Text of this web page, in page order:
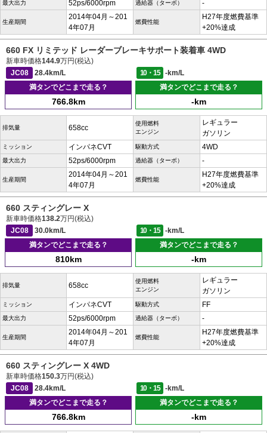
最大出力 52ps/6000rpm 過給器（ターボ） -
生産期間
2014年04月～201
4年07月
燃費性能
H27年度燃費基準
+20%達成
660 FX リミテッド レーダーブレーキサポート装着車 4WD
新車時価格144.9万円(税込)
JC08
28.4km/L 10・15
-km/L
満タンでどこまで走る？
766.8km
満タンでどこまで走る？
-km
排気量 658cc
使用燃料
エンジン
レギュラー
ガソリン
ミッション インパネCVT 駆動方式 4WD
最大出力 52ps/6000rpm 過給器（ターボ） -
生産期間
2014年04月～201
4年07月
燃費性能
H27年度燃費基準
+20%達成
660 スティングレー X
新車時価格138.2万円(税込)
JC08
30.0km/L 10・15
-km/L
満タンでどこまで走る？
810km
満タンでどこまで走る？
-km
排気量 658cc
使用燃料
エンジン
レギュラー
ガソリン
ミッション インパネCVT 駆動方式 FF
最大出力 52ps/6000rpm 過給器（ターボ） -
生産期間
2014年04月～201
4年07月
燃費性能
H27年度燃費基準
+20%達成
660 スティングレー X 4WD
新車時価格150.3万円(税込)
JC08
28.4km/L 10・15
-km/L
満タンでどこまで走る？
766.8km
満タンでどこまで走る？
-km